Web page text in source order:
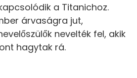
a Titanichoz.
árvaságra jut,
nevelték fel, akik
hagytak rá.